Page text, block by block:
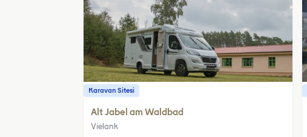
Karavan Sitesi
Alt Jabel am Waldbad
Vielank